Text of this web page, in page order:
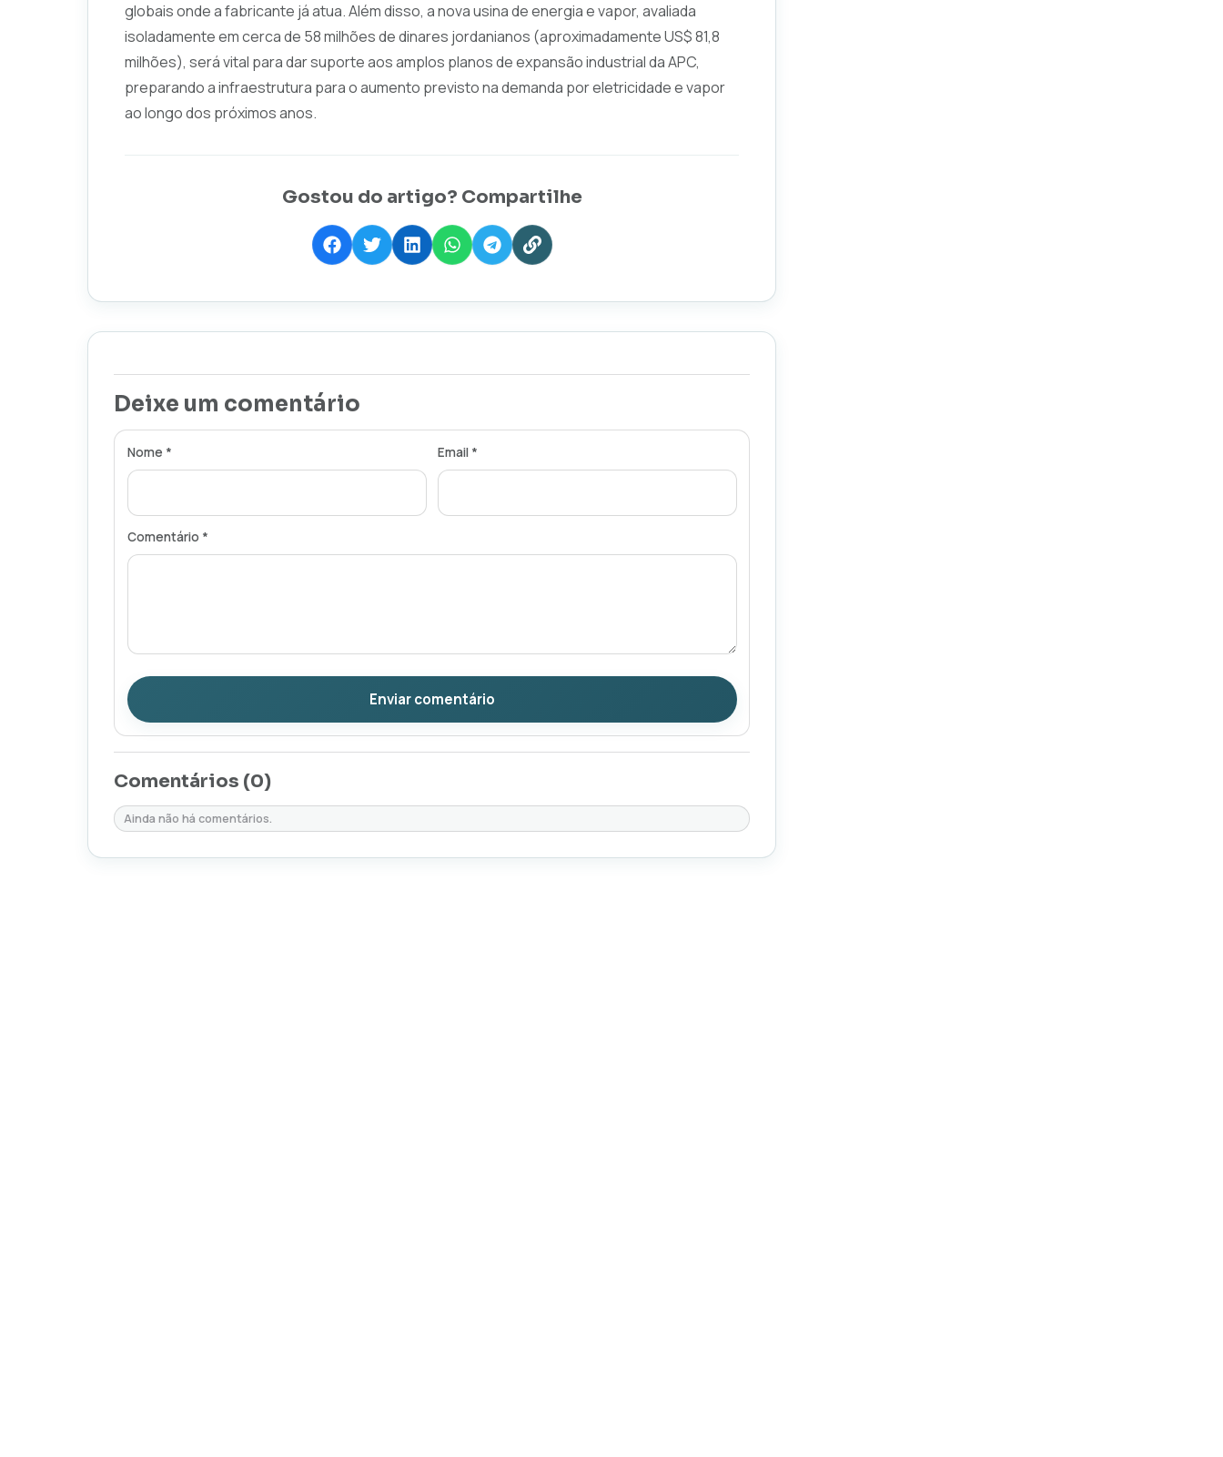
globais onde a fabricante já atua. Além disso, a nova usina de energia e vapor, avaliada
isoladamente em cerca de 58 milhões de dinares jordanianos (aproximadamente US$ 81,8
milhões), será vital para dar suporte aos amplos planos de expansão industrial da APC,
preparando a infraestrutura para o aumento previsto na demanda por eletricidade e vapor
ao longo dos próximos anos.
Gostou do artigo? Compartilhe
Deixe um comentário
Nome * Email *
Comentário *
Enviar comentário
Comentários (0)
Ainda não há comentários.